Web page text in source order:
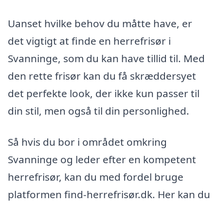
Uanset hvilke behov du måtte have, er
det vigtigt at finde en herrefrisør i
Svanninge, som du kan have tillid til. Med
den rette frisør kan du få skræddersyet
det perfekte look, der ikke kun passer til
din stil, men også til din personlighed.
Så hvis du bor i området omkring
Svanninge og leder efter en kompetent
herrefrisør, kan du med fordel bruge
platformen find-herrefrisør.dk. Her kan du